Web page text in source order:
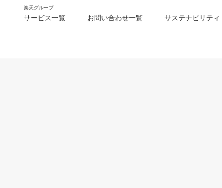
楽天グループ
サービス一覧 お問い合わせ一覧 サステナビリティ